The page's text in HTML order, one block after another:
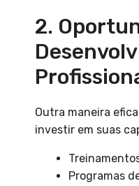
2.
Outra maneira
investir em suas
Programas